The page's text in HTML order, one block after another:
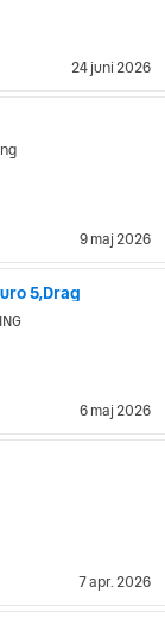
24 juni 2026
9 maj 2026
5,Drag
6 maj 2026
7 apr. 2026